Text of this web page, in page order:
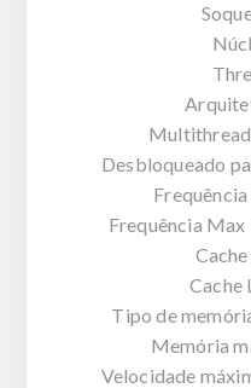
Desbloqueado
Frequência
Tipo de
Memória
Velocidade